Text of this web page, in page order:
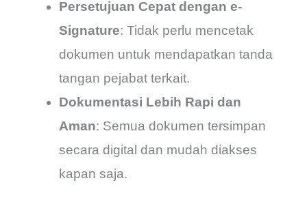
Persetujuan Cepat dengan e-
Signature: Tidak perlu mencetak
dokumen untuk mendapatkan tanda
tangan pejabat terkait.
Dokumentasi Lebih Rapi dan
Aman: Semua dokumen tersimpan
secara digital dan mudah diakses
kapan saja.